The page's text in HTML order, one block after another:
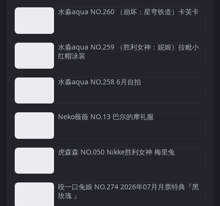
水淼aqua NO.260 （崩坏：星穹铁道）卡芙卡
水淼aqua NO.259 （胜利女神：妮姬）拉毗小
红帽泳装
水淼aqua NO.258 6月自拍
Neko薇薇 NO.13 巴尔的摩礼服
虎森森 NO.050 Nikke胜利女神 梅里兔
咬一口兔娘 NO.274 2026年07月月票特典『黑
玫瑰 』